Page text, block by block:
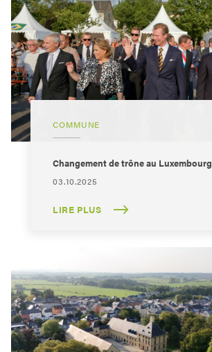
COMMUNE
Changement de trône au Luxembourg
03.10.2025
LIRE PLUS